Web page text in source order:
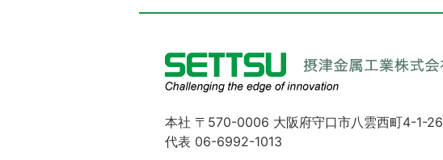
本社 〒570-0006 大阪府守口市八雲西町4-1-26
代表 06-6992-1013